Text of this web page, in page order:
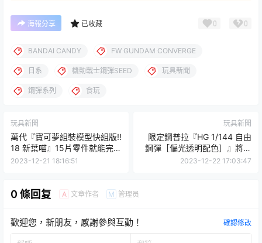
海報分享 已收藏 0 0
BANDAI CANDY FW GUNDAM CONVERGE
日系 機動戰士鋼彈SEED 玩具新聞
鋼彈系列 食玩
玩具新聞
萬代『寶可夢組裝模型快組版!!
18 新葉喵』15片零件就能完成
超可愛造型！
2023-12-21 18:16:51
玩具新聞
限定鋼普拉『HG 1/144 自由
鋼彈［偏光透明配色］』將隨
西川貴教《鋼彈SEED劇場版
2023-12-22 17:03:47
0 條回复 A 文章作者 M 管理员
歡迎您，新朋友，感謝參與互動！ 確認修改